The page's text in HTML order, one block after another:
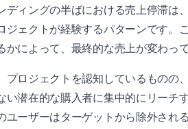
ディングの半ばにおける売上停滞は、
ジェクトが経験するパターンです。
かによって、最終的な売上が変わっ
プロジェクトを認知しているものの、
い潜在的な購入者に集中的にリーチ
ユーザーはターゲットから除外される